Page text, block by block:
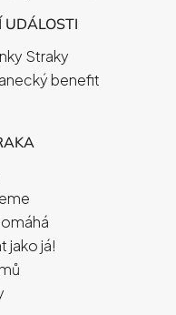
UDÁLOSTI
Straky
benefit
jako já!